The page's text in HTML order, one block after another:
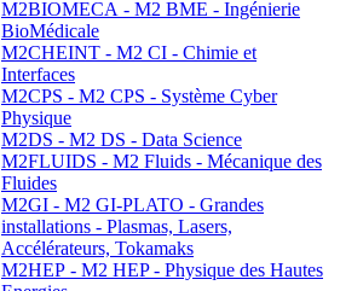
M2BIOMECA - M2 BME - Ingénierie
BioMédicale
M2CHEINT - M2 CI - Chimie et
Interfaces
M2CPS - M2 CPS - Système Cyber
Physique
M2DS - M2 DS - Data Science
M2FLUIDS - M2 Fluids - Mécanique des
Fluides
M2GI - M2 GI-PLATO - Grandes
installations - Plasmas, Lasers,
Accélérateurs, Tokamaks
M2HEP - M2 HEP - Physique des Hautes